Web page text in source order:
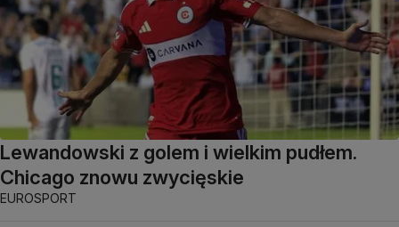
Lewandowski z golem i wielkim pudłem.
Chicago znowu zwycięskie
EUROSPORT